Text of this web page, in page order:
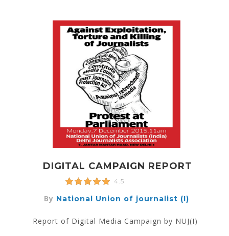
DIGITAL CAMPAIGN REPORT
4.5
By National Union of journalist (I)
Report of Digital Media Campaign by NUJ(I)